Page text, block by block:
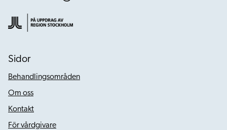
Sidor
Behandlingsområden
Om oss
Kontakt
För vårdgivare